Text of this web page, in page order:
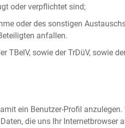
oder verpflichtet sind;
oder des sonstigen
anfallen.
sowie der TrDüV, sowie
ein Benutzer-Profil anzulegen.
die uns Ihr Internetbrowser